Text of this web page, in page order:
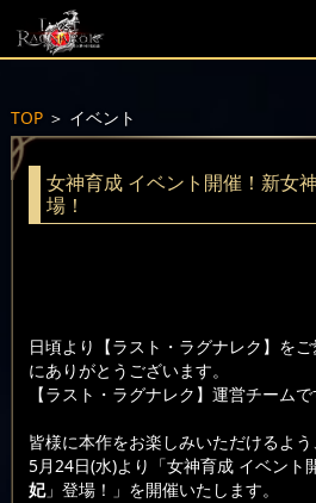
TOP＞ イベント
女神育成 イベント開催！新女
場！
日頃より【ラスト・ラグナレク】を
にありがとうございます。
【ラスト・ラグナレク】運営チームで
皆様に本作をお楽しみいただけるよう
5月24日(水)より「女神育成 イベント
妃」登場！」を開催いたします。